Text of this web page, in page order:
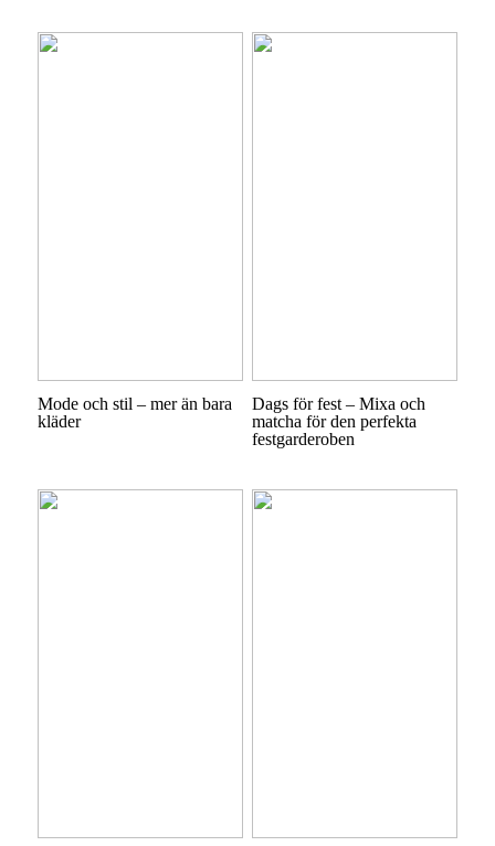
Mode och stil – mer än bara
kläder
Dags för fest – Mixa och
matcha för den perfekta
festgarderoben